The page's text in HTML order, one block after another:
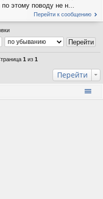
по этому поводу не н...
Перейти к сообщению
1 из 1
Перейти